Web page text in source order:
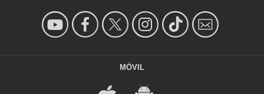
MÓVIL